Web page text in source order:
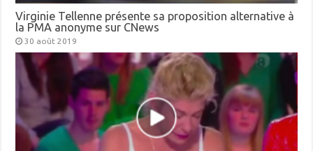
Virginie Tellenne présente sa proposition alternative à
la PMA anonyme sur CNews
30 août 2019